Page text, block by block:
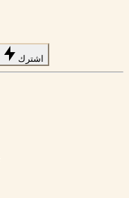
اشترك